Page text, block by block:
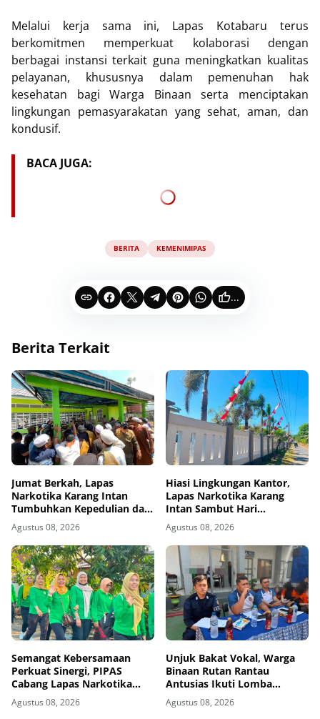
Melalui kerja sama ini, Lapas Kotabaru terus
berkomitmen memperkuat kolaborasi dengan
berbagai instansi terkait guna meningkatkan kualitas
pelayanan, khususnya dalam pemenuhan hak
kesehatan bagi Warga Binaan serta menciptakan
lingkungan pemasyarakatan yang sehat, aman, dan
kondusif.
BACA JUGA:
BERITA KEMENIMIPAS
...
Berita Terkait
Jumat Berkah, Lapas
Narkotika Karang Intan
Tumbuhkan Kepedulian dan
Kebersamaan
Agustus 08, 2026
Hiasi Lingkungan Kantor,
Lapas Narkotika Karang
Intan Sambut Hari
Kemerdekaan Ke-81 RI
Agustus 08, 2026
Semangat Kebersamaan
Perkuat Sinergi, PIPAS
Cabang Lapas Narkotika
Kelas IIA Karang Intan Ikuti
Fun Walk HUT Ke-81 RI
Agustus 08, 2026
Unjuk Bakat Vokal, Warga
Binaan Rutan Rantau
Antusias Ikuti Lomba
Menyanyi Lagu Nasional dan
Bebas
Agustus 08, 2026